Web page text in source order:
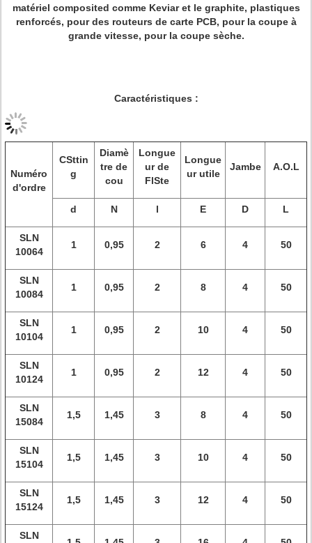
matériel composited comme Keviar et le graphite, plastiques
renforcés, pour des routeurs de carte PCB, pour la coupe à
grande vitesse, pour la coupe sèche.
Caractéristiques :
Numéro
d'ordre
CSttin
g
Diamè
tre de
cou
Longue
ur de
FlSte
Longue
ur utile
Jambe A.O.L
d N l E D L
SLN
10064
1 0,95 2 6 4 50
SLN
10084
1 0,95 2 8 4 50
SLN
10104
1 0,95 2 10 4 50
SLN
10124
1 0,95 2 12 4 50
SLN
15084
1,5 1,45 3 8 4 50
SLN
15104
1,5 1,45 3 10 4 50
SLN
15124
1,5 1,45 3 12 4 50
SLN